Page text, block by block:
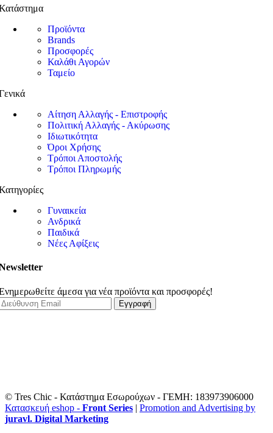
Προϊόντα
Brands
Προσφορές
Καλάθι Αγορών
Ταμείο
Αίτηση Αλλαγής - Επιστροφής
Πολιτική Αλλαγής - Ακύρωσης
Ιδιωτικότητα
Όροι Χρήσης
Τρόποι Αποστολής
Τρόποι Πληρωμής
Γυναικεία
Ανδρικά
Παιδικά
Νέες Αφίξεις
άμεσα για νέα προϊόντα και προσφορές!
© Tres Chic - Κατάστημα Εσωρούχων - ΓΕΜΗ: 183973906000
Κατασκευή eshop - Front Series | Promotion and Advertising by
juravl. Digital Marketing